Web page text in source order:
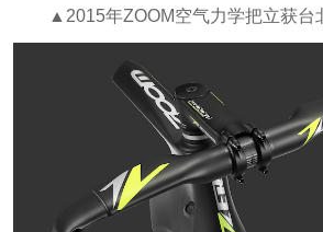
▲2015年ZOOM空气力学把立获台